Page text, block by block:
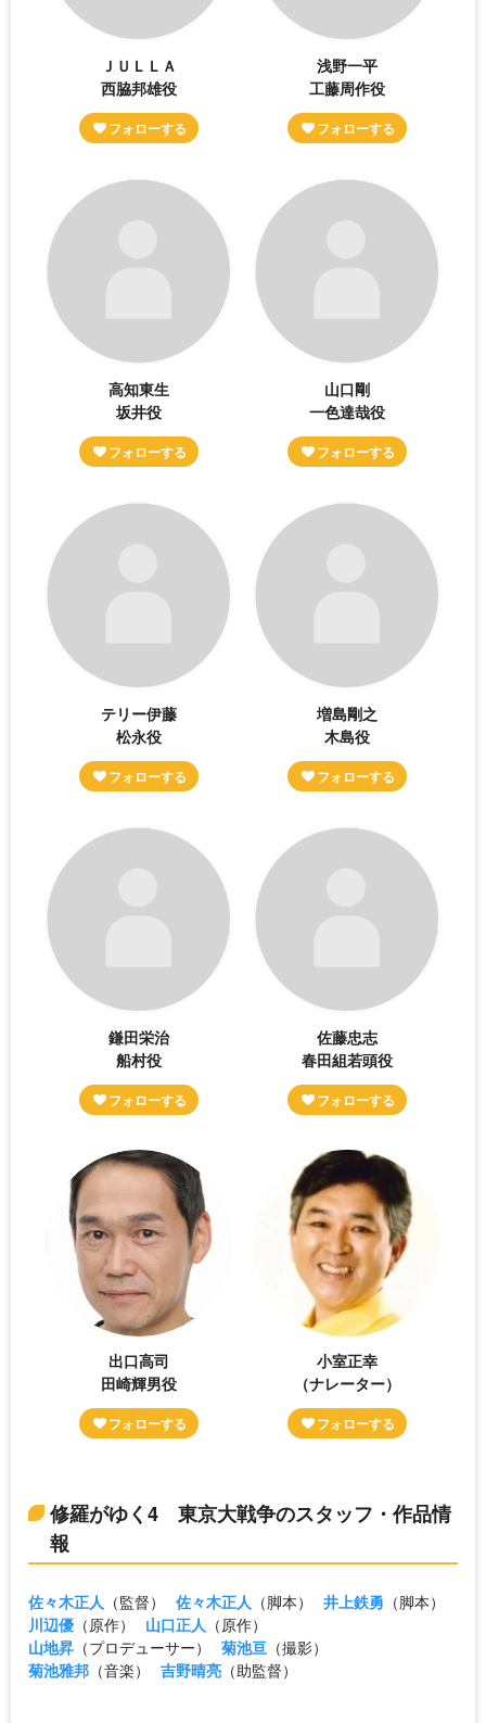
ＪＵＬＬＡ
西脇邦雄役
浅野一平
工藤周作役
高知東生
坂井役
山口剛
一色達哉役
テリー伊藤
松永役
増島剛之
木島役
鎌田栄治
船村役
佐藤忠志
春田組若頭役
出口高司
田崎輝男役
小室正幸
（ナレーター）
修羅がゆく4 東京大戦争のスタッフ・作品情
報
佐々木正人 （監督） 佐々木正人 （脚本） 井上鉄勇 （脚本）
川辺優 （原作） 山口正人 （原作）
山地昇 （プロデューサー） 菊池亘 （撮影）
菊池雅邦 （音楽） 吉野晴亮 （助監督）